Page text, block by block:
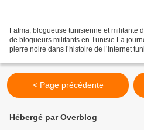
Fatma, blogueuse tunisienne et militante
de blogueurs militants en Tunisie La
pierre noire dans l’histoire de l’Internet
< Page précédente
Hébergé par Overblog